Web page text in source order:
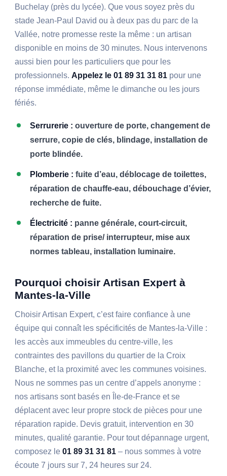
Buchelay (près du lycée). Que vous soyez près du
stade Jean-Paul David ou à deux pas du parc de la
Vallée, notre promesse reste la même : un artisan
disponible en moins de 30 minutes. Nous intervenons
aussi bien pour les particuliers que pour les
professionnels.Appelez le 01 89 31 31 81 pour une
réponse immédiate, même le dimanche ou les jours
fériés.
Serrurerie : ouverture de porte, changement de
serrure, copie de clés, blindage, installation de
porte blindée.
Plomberie : fuite d’eau, déblocage de toilettes,
réparation de chauffe-eau, débouchage d’évier,
recherche de fuite.
Électricité : panne générale, court-circuit,
réparation de prise/ interrupteur, mise aux
normes tableau, installation luminaire.
Pourquoi choisir Artisan Expert à
Mantes-la-Ville
Choisir Artisan Expert, c’est faire confiance à une
équipe qui connaît les spécificités de Mantes-la-Ville :
les accès aux immeubles du centre-ville, les
contraintes des pavillons du quartier de la Croix
Blanche, et la proximité avec les communes voisines.
Nous ne sommes pas un centre d’appels anonyme :
nos artisans sont basés en Île-de-France et se
déplacent avec leur propre stock de pièces pour une
réparation rapide. Devis gratuit, intervention en 30
minutes, qualité garantie. Pour tout dépannage urgent,
composez le01 89 31 31 81 – nous sommes à votre
écoute 7 jours sur 7, 24 heures sur 24.